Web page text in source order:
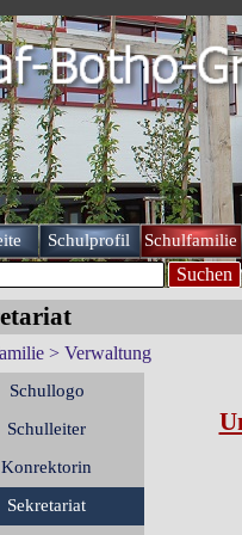
Schulprofil ▼
Schulfamilie
Suchen
> Verwaltung
Schullogo
Schulleiter
Konrektorin
Sekretariat